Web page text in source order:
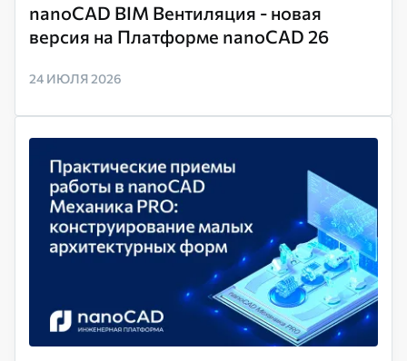
nanoCAD BIM Вентиляция - новая
версия на Платформе nanoCAD 26
24 ИЮЛЯ 2026